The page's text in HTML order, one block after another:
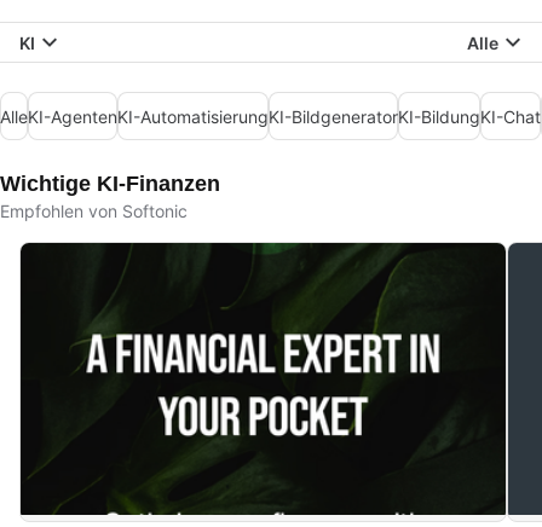
KI Alle
AlleKI-AgentenKI-AutomatisierungKI-BildgeneratorKI-BildungKI-Chat
Wichtige KI-Finanzen
Empfohlen von Softonic